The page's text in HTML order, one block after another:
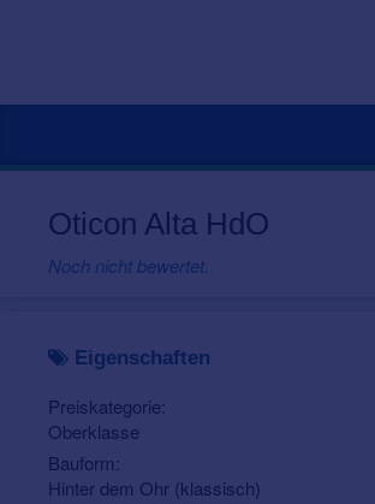
Oticon Alta HdO
Noch nicht bewertet.
Eigenschaften
Preiskategorie:
Oberklasse
Bauform:
Hinter dem Ohr (klassisch)